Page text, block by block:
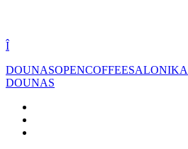
Î
DOUNASOPENCOFFEESALONIKA
DOUNAS